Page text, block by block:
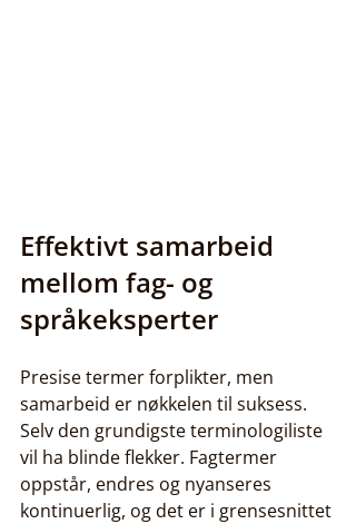
Effektivt samarbeid
mellom fag- og
språkeksperter
Presise termer forplikter, men
samarbeid er nøkkelen til suksess.
Selv den grundigste terminologiliste
vil ha blinde flekker. Fagtermer
oppstår, endres og nyanseres
kontinuerlig, og det er i grensesnittet